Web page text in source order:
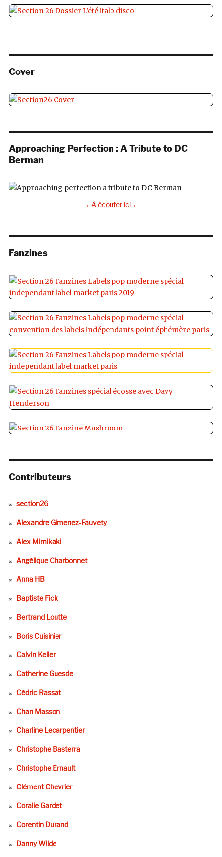
Cover
Approaching Perfection : A Tribute to DC
Berman
→ À écouter ici ←
Fanzines
Contributeurs
section26
Alexandre Gimenez-Fauvety
Alex Mimikaki
Angélique Charbonnet
Anna HB
Baptiste Fick
Bertrand Loutte
Boris Cuisinier
Calvin Keller
Catherine Guesde
Cédric Rassat
Chan Masson
Charline Lecarpentier
Christophe Basterra
Christophe Ernault
Clément Chevrier
Coralie Gardet
Corentin Durand
Danny Wilde